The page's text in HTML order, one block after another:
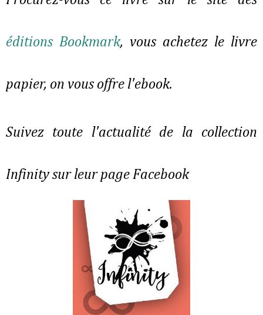
éditions Bookmark, vous achetez le livre
papier, on vous offre l'ebook.
Suivez toute l'actualité de la collection
Infinity sur leur page Facebook